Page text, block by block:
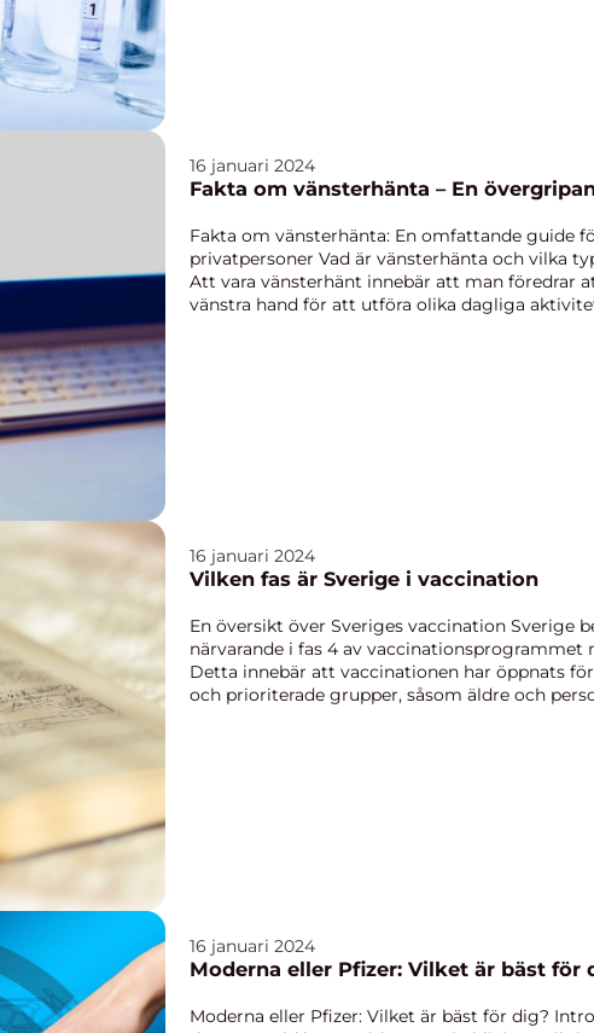
16 januari 2024
Fakta om vänsterhänta – En
Fakta om vänsterhänta: En omfattande guide
privatpersoner Vad är vänsterhänta och vilka
Att vara vänsterhänt innebär att man föredrar
vänstra hand för att utföra olika dagliga
16 januari 2024
Vilken fas är Sverige i vaccination
En översikt över Sveriges vaccination Sverige
närvarande i fas 4 av vaccinationsprogrammet
Detta innebär att vaccinationen har öppnats
och prioriterade grupper, såsom äldre och
16 januari 2024
Moderna eller Pfizer: Vilket är bäst för
Moderna eller Pfizer: Vilket är bäst för dig?